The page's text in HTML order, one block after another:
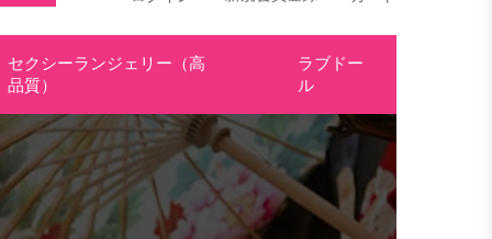
セクシーランジェリー（高
品質）
ラブドー
ル